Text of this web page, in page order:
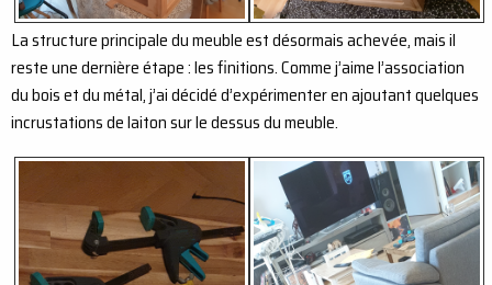
La structure principale du meuble est désormais achevée, mais il
reste une dernière étape : les finitions. Comme j’aime l’association
du bois et du métal, j’ai décidé d’expérimenter en ajoutant quelques
incrustations de laiton sur le dessus du meuble.